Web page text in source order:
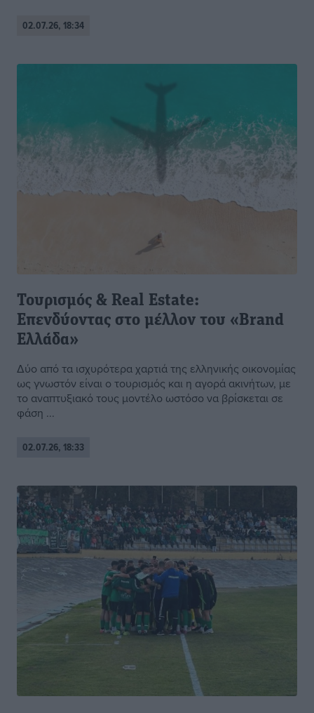
02.07.26, 18:34
Τουρισμός & Real Estate:
Επενδύοντας στο μέλλον του «Brand
Ελλάδα»
Δύο από τα ισχυρότερα χαρτιά της ελληνικής οικονομίας
ως γνωστόν είναι ο τουρισμός και η αγορά ακινήτων, με
το αναπτυξιακό τους μοντέλο ωστόσο να βρίσκεται σε
φάση ...
02.07.26, 18:33